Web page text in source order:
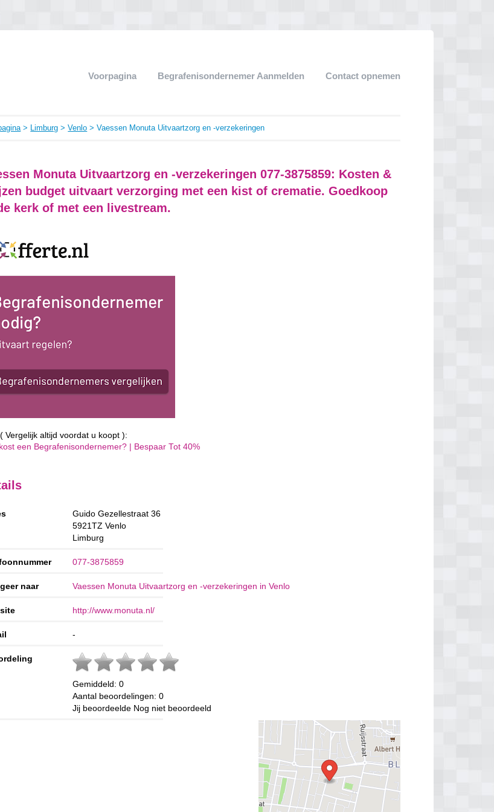
Voorpagina Begrafenisondernemer Aanmelden Contact opnemen
> Limburg >Venlo > Vaessen Monuta Uitvaartzorg en -verzekeringen
Monuta Uitvaartzorg en -verzekeringen 077-3875859: Kosten &
budget uitvaart verzorging met een kist of crematie. Goedkoop
kerk of met een livestream.
Vergelijk altijd voordat u koopt ):
een Begrafenisondernemer? | Bespaar Tot 40%‎
Guido Gezellestraat 36
5921TZ Venlo
Limburg
077-3875859
naar Vaessen Monuta Uitvaartzorg en -verzekeringen in Venlo
http://www.monuta.nl/
-
Gemiddeld:0
Aantal beoordelingen:0
Jij beoordeelde Nog niet beoordeeld